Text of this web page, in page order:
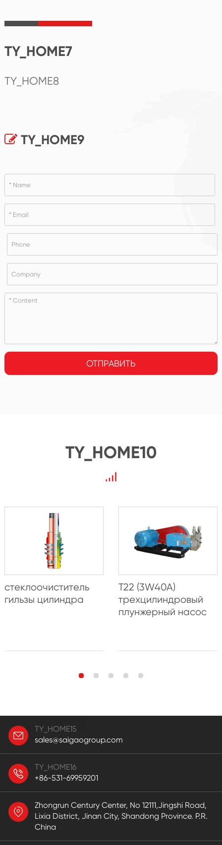
TY_HOME7
TY_HOME8
TY_HOME9
ОТПРАВИТЬ
TY_HOME10
стеклоочиститель
гильзы цилиндра
T22 (3W40A)
трехцилиндровый
плунжерный насос
TY_HOME15
sales@saigaogroup.com
TY_HOME16
+86-531-69959201
Zhongrun Century Center, No 12111,Jingshi Road,
Lixia District, Jinan City, Shandong Province. P.R.
China